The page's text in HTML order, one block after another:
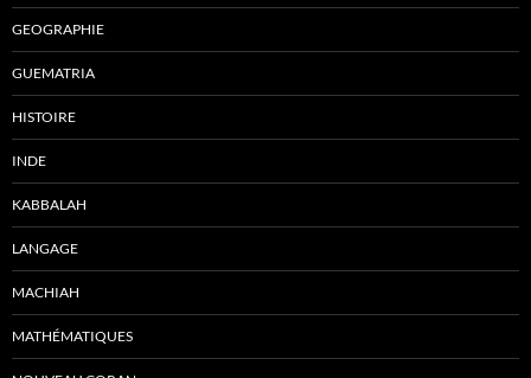
GEOGRAPHIE
GUEMATRIA
HISTOIRE
INDE
KABBALAH
LANGAGE
MACHIAH
MATHÉMATIQUES